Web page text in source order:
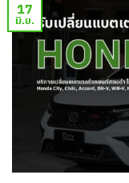
17
มิ.ย.